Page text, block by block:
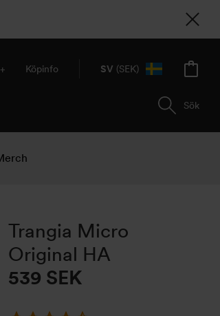
Sök
Köpinfo SV (SEK)
Trangia Micro
Original HA
539 SEK